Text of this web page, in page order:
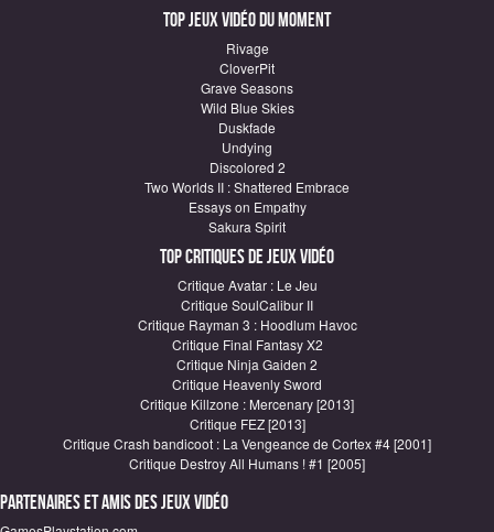
Top Jeux vidéo du moment
Rivage
CloverPit
Grave Seasons
Wild Blue Skies
Duskfade
Undying
Discolored 2
Two Worlds II : Shattered Embrace
Essays on Empathy
Sakura Spirit
Top critiques de Jeux vidéo
Critique Avatar : Le Jeu
Critique SoulCalibur II
Critique Rayman 3 : Hoodlum Havoc
Critique Final Fantasy X2
Critique Ninja Gaiden 2
Critique Heavenly Sword
Critique Killzone : Mercenary [2013]
Critique FEZ [2013]
Critique Crash bandicoot : La Vengeance de Cortex #4 [2001]
Critique Destroy All Humans ! #1 [2005]
Partenaires et amis des jeux vidéo